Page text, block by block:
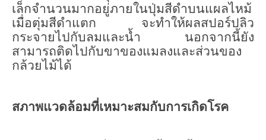
เล็กจำนวนมากอยู่ภายในปุ่มสีดำบนแผลไหม้
เมื่อตุ่มสีดำแตก จะทำให้ผลสปอร์ปลิว
กระจายไปกับลมและน้ำ นอกจากนี้ยัง
สามารถติดไปกับขาของแมลงและส่วนของ
กล้วยไม้ได้
สภาพแวดล้อมที่เหมาะสมกับการเกิดโรค